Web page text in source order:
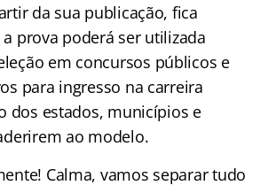
da sua publicação, fica
prova poderá ser utilizada
em concursos públicos e
para ingresso na carreira
dos estados, municípios e
ao modelo.
Calma, vamos separar tudo